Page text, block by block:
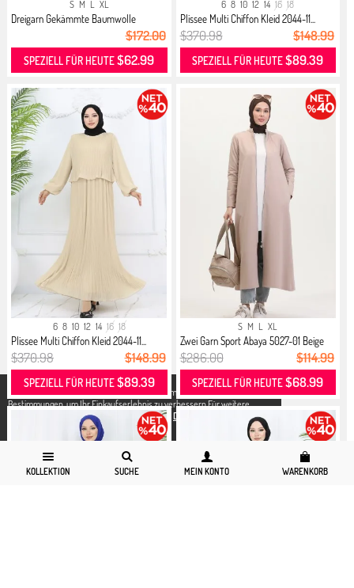
X
Wir verwenden Cookies in Übereinstimmung mit den gesetzlichen
Bestimmungen, um Ihr Einkaufserlebnis zu verbessern.Für weitere
Detallierte Informationen können Sie unsere Datenschutz und Cookies
KOLLEKTION SUCHE MEIN KONTO WARENKORB
S M L XL
Dreigarn Gekämmte Baumwolle
$172.00
SPEZIELL FÜR HEUTE$62.99
6 8 10 12 14 16 18
Plissee Multi Chiffon Kleid 2044-11...
$370.98 $148.99
SPEZIELL FÜR HEUTE$89.39
6 8 10 12 14 16 18
Plissee Multi Chiffon Kleid 2044-11...
$370.98 $148.99
SPEZIELL FÜR HEUTE$89.39
S M L XL
Zwei Garn Sport Abaya 5027-01 Beige
$286.00 $114.99
SPEZIELL FÜR HEUTE$68.99